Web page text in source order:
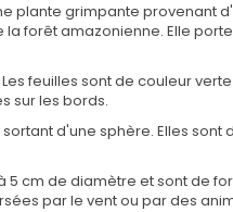
plante grimpante provenant
forêt amazonienne. Elle
feuilles sont de couleur
sur les bords.
d'une sphère. Elles
cm de diamètre et sont de
par le vent ou par des